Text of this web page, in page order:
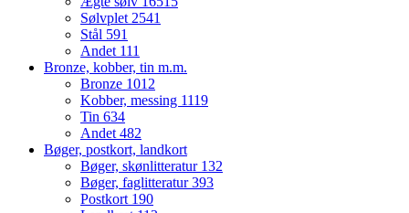
Sølvplet2541
Stål 591
Andet 111
Bronze, kobber, tin m.m.
Bronze 1012
Kobber, messing 1119
Tin 634
Andet482
Bøger, postkort, landkort
Bøger, skønlitteratur 132
Bøger, faglitteratur393
Postkort 190